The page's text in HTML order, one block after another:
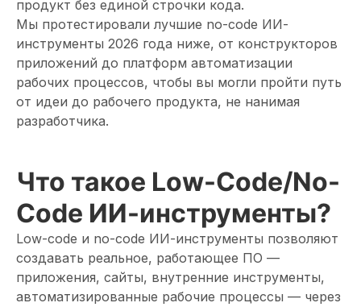
продукт без единой строчки кода.
Мы протестировали лучшие no-code ИИ-
инструменты 2026 года ниже, от конструкторов
приложений до платформ автоматизации
рабочих процессов, чтобы вы могли пройти путь
от идеи до рабочего продукта, не нанимая
разработчика.
Что такое Low-Code/No-
Code ИИ-инструменты?
Low-code и no-code ИИ-инструменты позволяют
создавать реальное, работающее ПО —
приложения, сайты, внутренние инструменты,
автоматизированные рабочие процессы — через